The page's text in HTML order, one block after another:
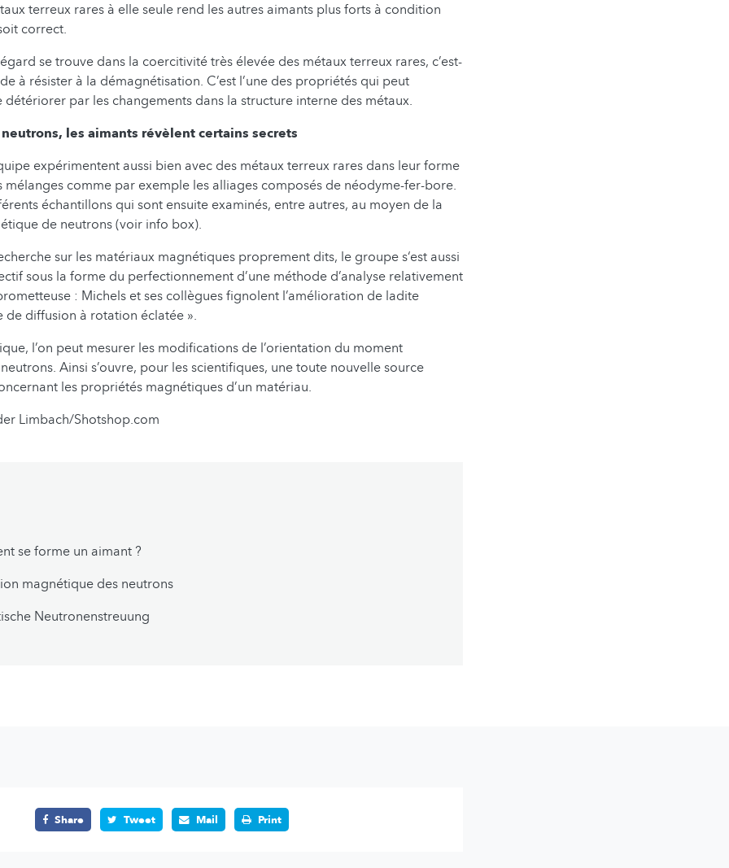
terreux rares à elle seule rend les autres aimants plus forts à condition
correct.
se trouve dans la coercitivité très élevée des métaux terreux rares, c’est-
à résister à la démagnétisation. C’est l’une des propriétés qui peut
détériorer par les changements dans la structure interne des métaux.
les aimants révèlent certains secrets
expérimentent aussi bien avec des métaux terreux rares dans leur forme
mélanges comme par exemple les alliages composés de néodyme-fer-bore.
échantillons qui sont ensuite examinés, entre autres, au moyen de la
de neutrons (voir info box).
sur les matériaux magnétiques proprement dits, le groupe s‘est aussi
sous la forme du perfectionnement d’une méthode d’analyse relativement
: Michels et ses collègues fignolent l’amélioration de ladite
de diffusion à rotation éclatée ».
l’on peut mesurer les modifications de l’orientation du moment
Ainsi s’ouvre, pour les scientifiques, une toute nouvelle source
les propriétés magnétiques d’un matériau.
Limbach/Shotshop.com
se forme un aimant ?
magnétique des neutrons
Neutronenstreuung
Share Tweet Mail Print